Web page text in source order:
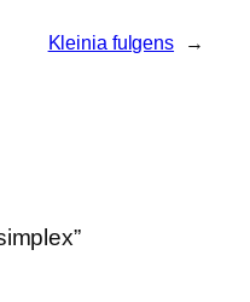
Kleinia fulgens →